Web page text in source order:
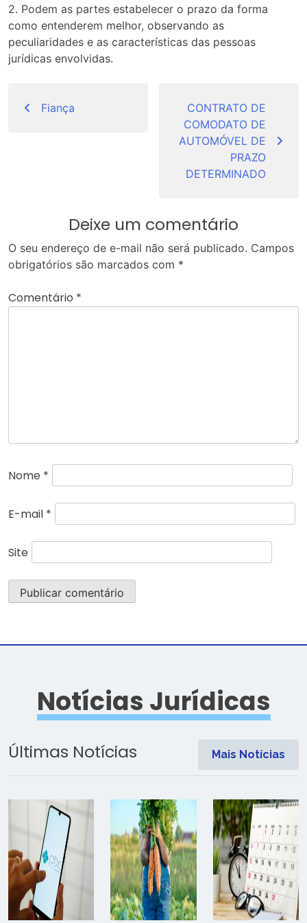
2. Podem as partes estabelecer o prazo da forma
como entenderem melhor, observando as
peculiaridades e as características das pessoas
jurídicas envolvidas.
de
Fiança
CONTRATO DE
COMODATO DE
AUTOMÓVEL DE
PRAZO
DETERMINADO
Deixe um comentário
O seu endereço de e-mail não será publicado. Campos
obrigatórios são marcados com *
Comentário *
Nome *
E-mail *
Site
Notícias Jurídicas
Últimas Notícias Mais Notícias